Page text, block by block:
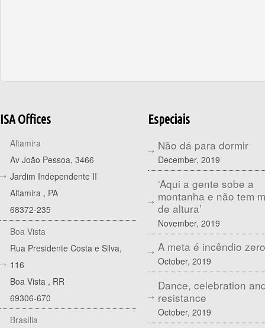
ISA Offices
Altamira
Av João Pessoa, 3466
Jardim Independente II
Altamira , PA
68372-235
Boa Vista
Rua Presidente Costa e Silva,
116
Boa Vista , RR
69306-670
Brasília
Especiais
Não dá para dormir
December, 2019
‘Aqui a gente sobe a
montanha e não tem
de altura’
November, 2019
A meta é incêndio zero
October, 2019
Dance, celebration
resistance
October, 2019